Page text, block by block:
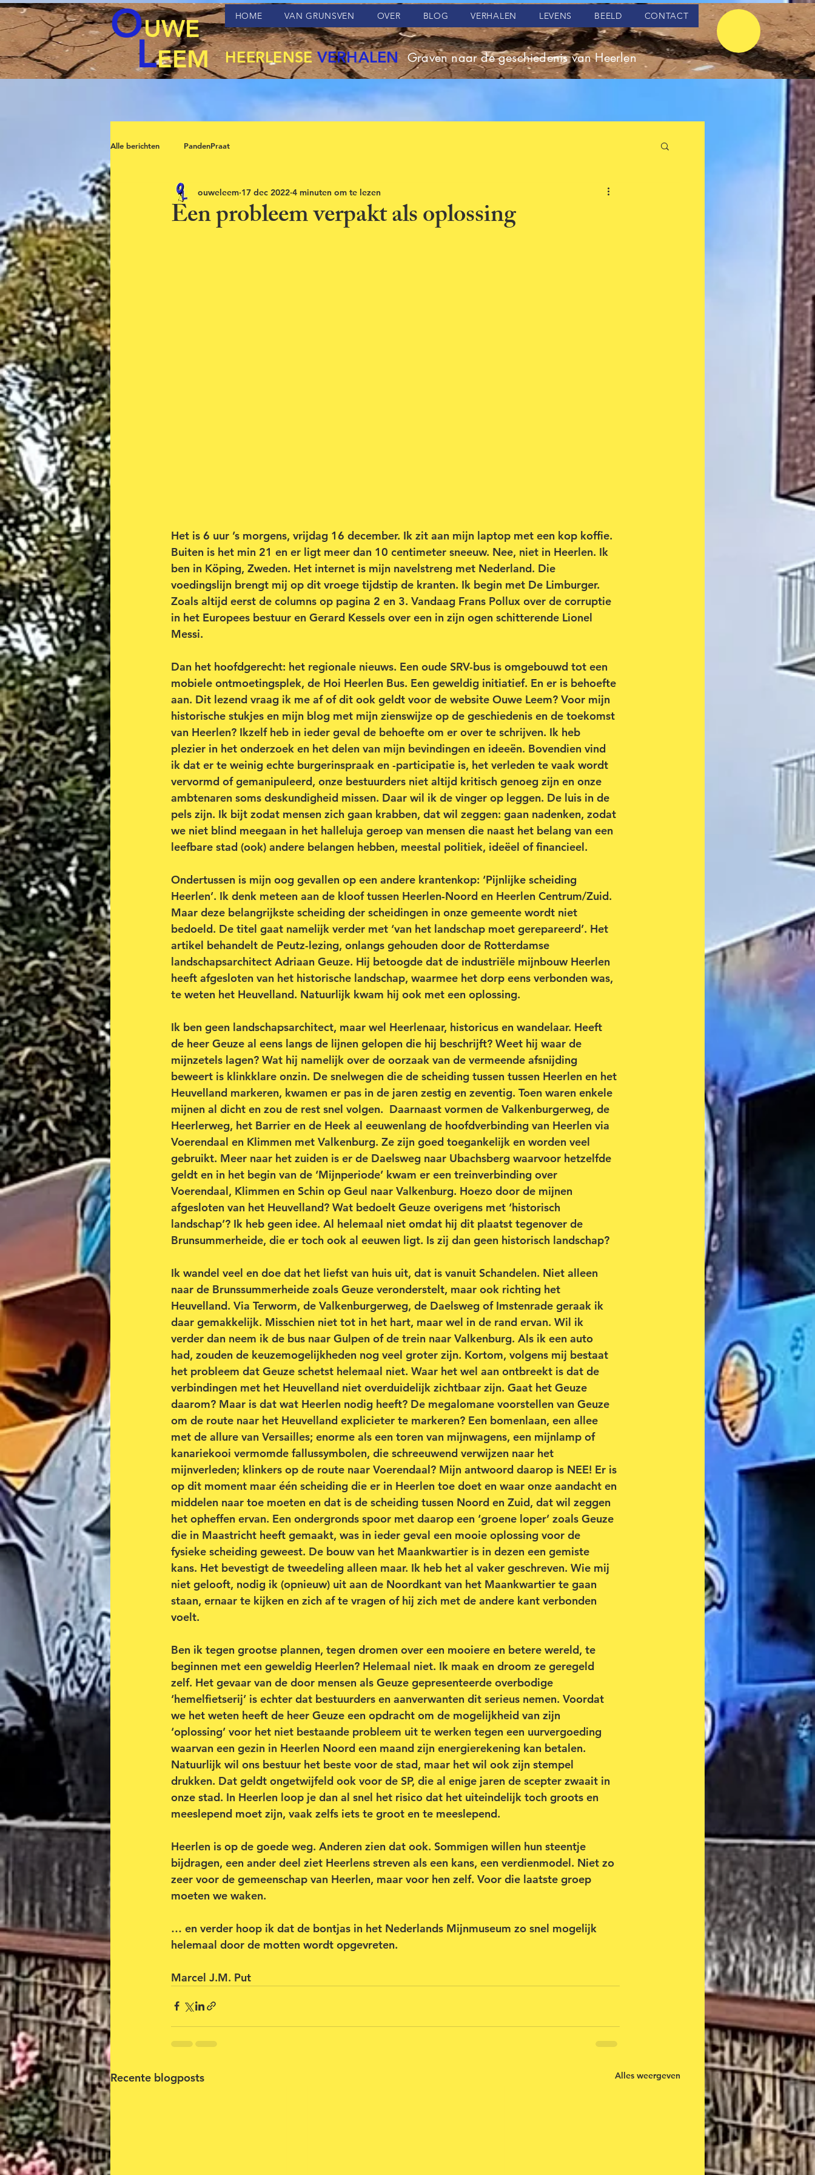
OUWE HOME VAN GRUNSVEN OVER BLOG VERHALEN LEVENS BEELD CONTACT
LEEM HEERLENSE VERHALEN Graven naar de geschiedenis van Heerlen
Alle berichten PandenPraat
Een probleem verpakt als oplossing
ouweleem 17 dec 2022 4 minuten om te lezen
Het is 6 uur ’s morgens, vrijdag 16 december. Ik zit aan mijn laptop met een kop koffie.
Buiten is het min 21 en er ligt meer dan 10 centimeter sneeuw. Nee, niet in Heerlen. Ik
ben in Köping, Zweden. Het internet is mijn navelstreng met Nederland. Die
voedingslijn brengt mij op dit vroege tijdstip de kranten. Ik begin met De Limburger.
Zoals altijd eerst de columns op pagina 2 en 3. Vandaag Frans Pollux over de corruptie
in het Europees bestuur en Gerard Kessels over een in zijn ogen schitterende Lionel
Messi.
Dan het hoofdgerecht: het regionale nieuws. Een oude SRV-bus is omgebouwd tot een
mobiele ontmoetingsplek, de Hoi Heerlen Bus. Een geweldig initiatief. En er is behoefte
aan. Dit lezend vraag ik me af of dit ook geldt voor de website Ouwe Leem? Voor mijn
historische stukjes en mijn blog met mijn zienswijze op de geschiedenis en de toekomst
van Heerlen? Ikzelf heb in ieder geval de behoefte om er over te schrijven. Ik heb
plezier in het onderzoek en het delen van mijn bevindingen en ideeën. Bovendien vind
ik dat er te weinig echte burgerinspraak en -participatie is, het verleden te vaak wordt
vervormd of gemanipuleerd, onze bestuurders niet altijd kritisch genoeg zijn en onze
ambtenaren soms deskundigheid missen. Daar wil ik de vinger op leggen. De luis in de
pels zijn. Ik bijt zodat mensen zich gaan krabben, dat wil zeggen: gaan nadenken, zodat
we niet blind meegaan in het halleluja geroep van mensen die naast het belang van een
leefbare stad (ook) andere belangen hebben, meestal politiek, ideëel of financieel.
Ondertussen is mijn oog gevallen op een andere krantenkop: ‘Pijnlijke scheiding
Heerlen’. Ik denk meteen aan de kloof tussen Heerlen-Noord en Heerlen Centrum/Zuid.
Maar deze belangrijkste scheiding der scheidingen in onze gemeente wordt niet
bedoeld. De titel gaat namelijk verder met ‘van het landschap moet gerepareerd’. Het
artikel behandelt de Peutz-lezing, onlangs gehouden door de Rotterdamse
landschapsarchitect Adriaan Geuze. Hij betoogde dat de industriële mijnbouw Heerlen
heeft afgesloten van het historische landschap, waarmee het dorp eens verbonden was,
te weten het Heuvelland. Natuurlijk kwam hij ook met een oplossing.
Ik ben geen landschapsarchitect, maar wel Heerlenaar, historicus en wandelaar. Heeft
de heer Geuze al eens langs de lijnen gelopen die hij beschrijft? Weet hij waar de
mijnzetels lagen? Wat hij namelijk over de oorzaak van de vermeende afsnijding
beweert is klinkklare onzin. De snelwegen die de scheiding tussen tussen Heerlen en het
Heuvelland markeren, kwamen er pas in de jaren zestig en zeventig. Toen waren enkele
mijnen al dicht en zou de rest snel volgen.  Daarnaast vormen de Valkenburgerweg, de
Heerlerweg, het Barrier en de Heek al eeuwenlang de hoofdverbinding van Heerlen via
Voerendaal en Klimmen met Valkenburg. Ze zijn goed toegankelijk en worden veel
gebruikt. Meer naar het zuiden is er de Daelsweg naar Ubachsberg waarvoor hetzelfde
geldt en in het begin van de ‘Mijnperiode’ kwam er een treinverbinding over
Voerendaal, Klimmen en Schin op Geul naar Valkenburg. Hoezo door de mijnen
afgesloten van het Heuvelland? Wat bedoelt Geuze overigens met ‘historisch
landschap’? Ik heb geen idee. Al helemaal niet omdat hij dit plaatst tegenover de
Brunsummerheide, die er toch ook al eeuwen ligt. Is zij dan geen historisch landschap?
Ik wandel veel en doe dat het liefst van huis uit, dat is vanuit Schandelen. Niet alleen
naar de Brunssummerheide zoals Geuze veronderstelt, maar ook richting het
Heuvelland. Via Terworm, de Valkenburgerweg, de Daelsweg of Imstenrade geraak ik
daar gemakkelijk. Misschien niet tot in het hart, maar wel in de rand ervan. Wil ik
verder dan neem ik de bus naar Gulpen of de trein naar Valkenburg. Als ik een auto
had, zouden de keuzemogelijkheden nog veel groter zijn. Kortom, volgens mij bestaat
het probleem dat Geuze schetst helemaal niet. Waar het wel aan ontbreekt is dat de
verbindingen met het Heuvelland niet overduidelijk zichtbaar zijn. Gaat het Geuze
daarom? Maar is dat wat Heerlen nodig heeft? De megalomane voorstellen van Geuze
om de route naar het Heuvelland explicieter te markeren? Een bomenlaan, een allee
met de allure van Versailles; enorme als een toren van mijnwagens, een mijnlamp of
kanariekooi vermomde fallussymbolen, die schreeuwend verwijzen naar het
mijnverleden; klinkers op de route naar Voerendaal? Mijn antwoord daarop is NEE! Er is
op dit moment maar één scheiding die er in Heerlen toe doet en waar onze aandacht en
middelen naar toe moeten en dat is de scheiding tussen Noord en Zuid, dat wil zeggen
het opheffen ervan. Een ondergronds spoor met daarop een ‘groene loper’ zoals Geuze
die in Maastricht heeft gemaakt, was in ieder geval een mooie oplossing voor de
fysieke scheiding geweest. De bouw van het Maankwartier is in dezen een gemiste
kans. Het bevestigt de tweedeling alleen maar. Ik heb het al vaker geschreven. Wie mij
niet gelooft, nodig ik (opnieuw) uit aan de Noordkant van het Maankwartier te gaan
staan, ernaar te kijken en zich af te vragen of hij zich met de andere kant verbonden
voelt.
Ben ik tegen grootse plannen, tegen dromen over een mooiere en betere wereld, te
beginnen met een geweldig Heerlen? Helemaal niet. Ik maak en droom ze geregeld
zelf. Het gevaar van de door mensen als Geuze gepresenteerde overbodige
‘hemelfietserij’ is echter dat bestuurders en aanverwanten dit serieus nemen. Voordat
we het weten heeft de heer Geuze een opdracht om de mogelijkheid van zijn
‘oplossing’ voor het niet bestaande probleem uit te werken tegen een uurvergoeding
waarvan een gezin in Heerlen Noord een maand zijn energierekening kan betalen.
Natuurlijk wil ons bestuur het beste voor de stad, maar het wil ook zijn stempel
drukken. Dat geldt ongetwijfeld ook voor de SP, die al enige jaren de scepter zwaait in
onze stad. In Heerlen loop je dan al snel het risico dat het uiteindelijk toch groots en
meeslepend moet zijn, vaak zelfs iets te groot en te meeslepend.
Heerlen is op de goede weg. Anderen zien dat ook. Sommigen willen hun steentje
bijdragen, een ander deel ziet Heerlens streven als een kans, een verdienmodel. Niet zo
zeer voor de gemeenschap van Heerlen, maar voor hen zelf. Voor die laatste groep
moeten we waken.
… en verder hoop ik dat de bontjas in het Nederlands Mijnmuseum zo snel mogelijk
helemaal door de motten wordt opgevreten.
Marcel J.M. Put
Recente blogposts Alles weergeven